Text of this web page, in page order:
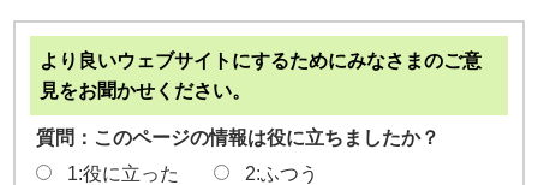
より良いウェブサイトにするためにみなさまのご意
見をお聞かせください。
質問：このページの情報は役に立ちましたか？
1:役に立った
2:ふつう